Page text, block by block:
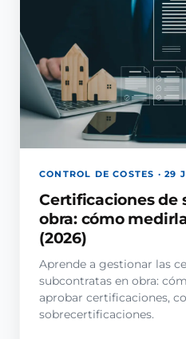
CONTROL DE COSTES · 29
Certificaciones de
obra: cómo
(2026)
Aprende a gestionar las
subcontratas en obra:
aprobar certificaciones,
sobrecertificaciones.